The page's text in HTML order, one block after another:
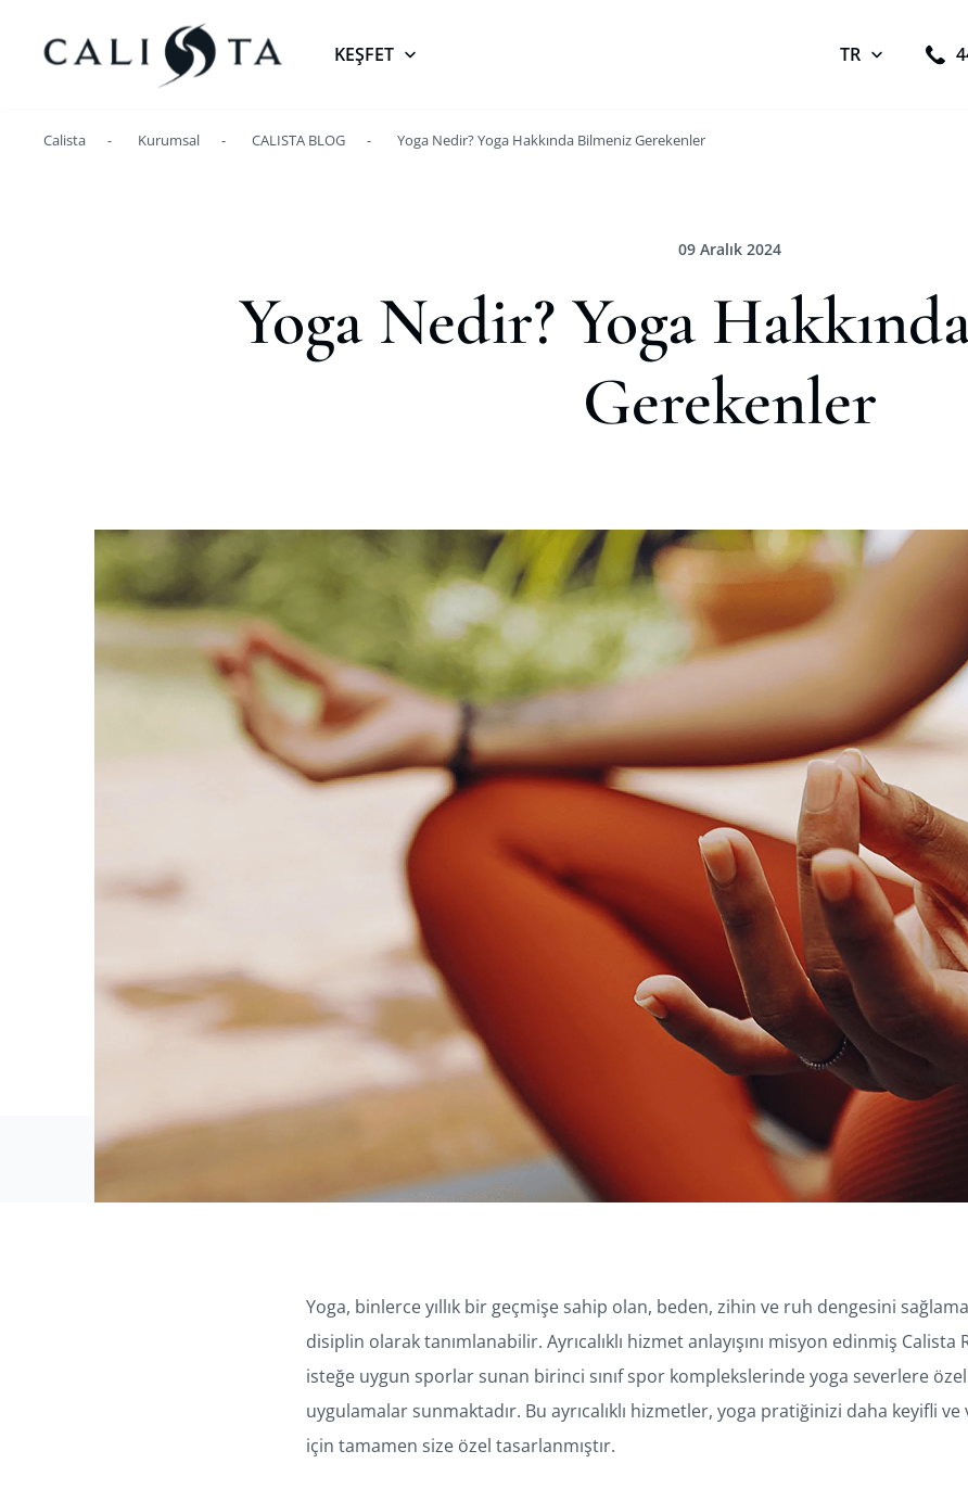
KEŞFET TR
Yoga Nedir? Yoga Hakkında Bilmeniz Gerekenler
CALISTA BLOG
Kurumsal
Calista
09 Aralık 2024
Yoga Nedir? Yoga
Gerekenler
Yoga, binlerce yıllık bir geçmişe sahip olan, beden, zihin ve ruh dengesini
disiplin olarak tanımlanabilir. Ayrıcalıklı hizmet anlayışını misyon edinmiş Calista
isteğe uygun sporlar sunan birinci sınıf spor komplekslerinde yoga severlere
uygulamalar sunmaktadır. Bu ayrıcalıklı hizmetler, yoga pratiğinizi daha keyifli
için tamamen size özel tasarlanmıştır.